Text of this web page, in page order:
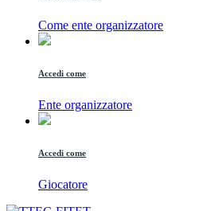
Come ente organizzatore
Accedi come
Ente organizzatore
Accedi come
Giocatore